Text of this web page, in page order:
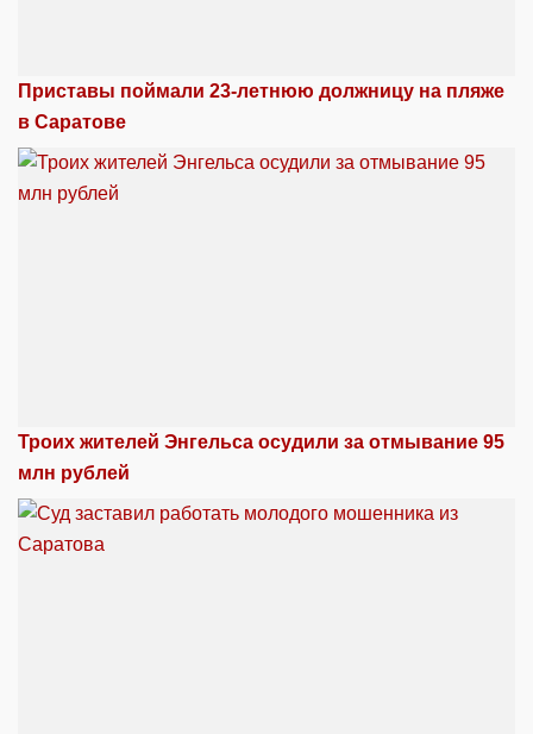
Приставы поймали 23-летнюю должницу на пляже
в Саратове
Троих жителей Энгельса осудили за отмывание 95
млн рублей